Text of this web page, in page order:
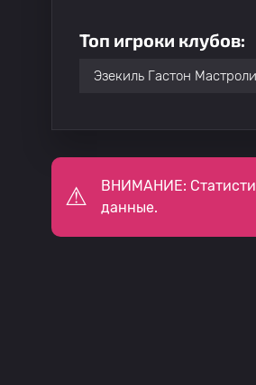
Топ игроки клубов:
Эзекиль Гастон
ВНИМАНИЕ:
данные.